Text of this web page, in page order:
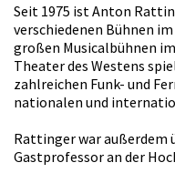
Seit 1975 ist Anton
verschiedenen Bühnen
großen Musicalbühnen
Theater des Westens
zahlreichen Funk- und
nationalen und
Rattinger war außerdem
Gastprofessor an der